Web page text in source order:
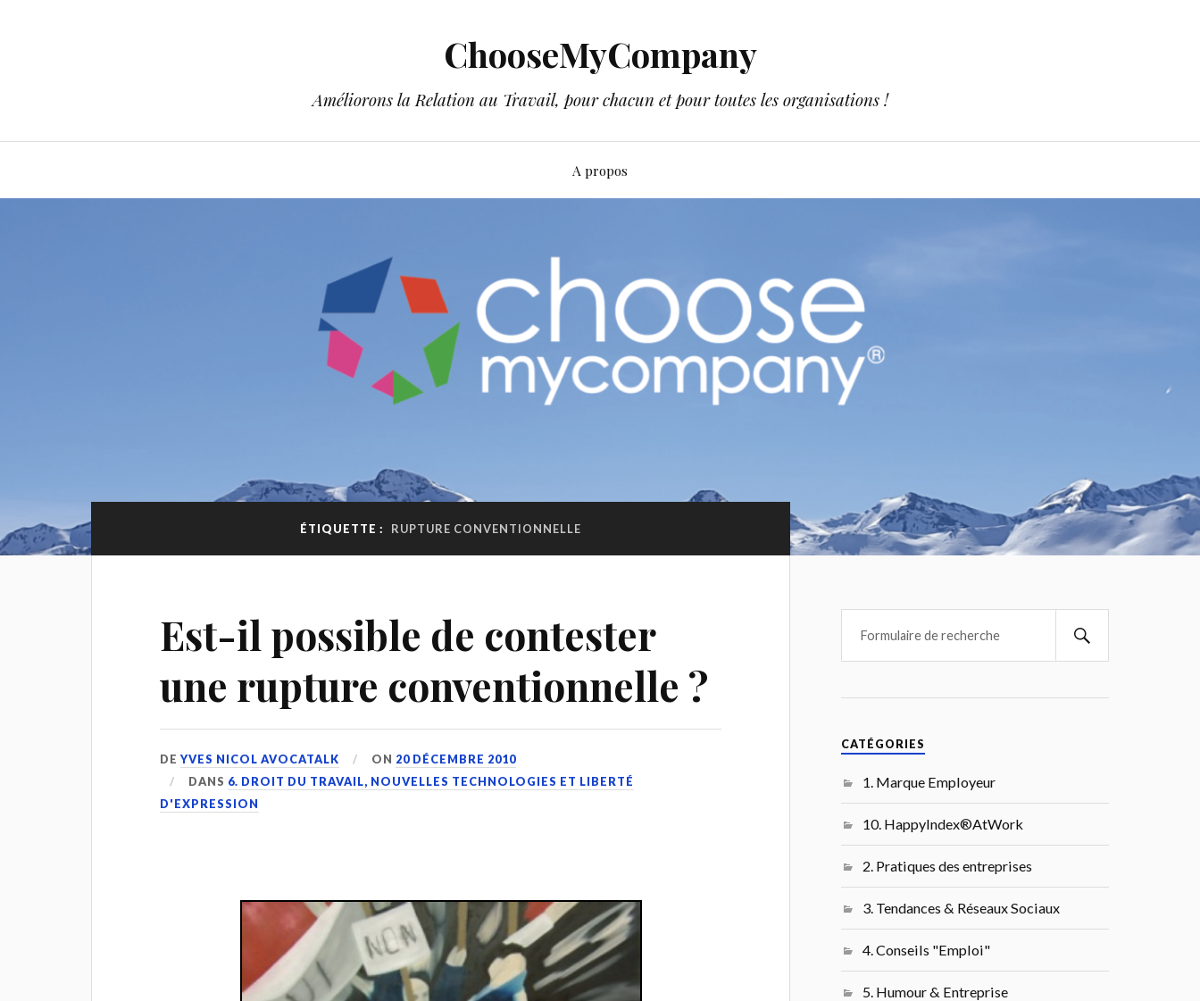
ChooseMyCompany
Améliorons la Relation au Travail, pour chacun et pour toutes les organisations !
A propos
ÉTIQUETTE : RUPTURE CONVENTIONNELLE
Est-il possible de contester
une rupture conventionnelle ?
DEYVES NICOL AVOCATALK ON 20 DÉCEMBRE 2010
DANS 6. DROIT DU TRAVAIL, NOUVELLES TECHNOLOGIES ET LIBERTÉ
D'EXPRESSION
CATÉGORIES
1. Marque Employeur
10. HappyIndex®AtWork
2. Pratiques des entreprises
3. Tendances & Réseaux Sociaux
4. Conseils "Emploi"
5. Humour & Entreprise